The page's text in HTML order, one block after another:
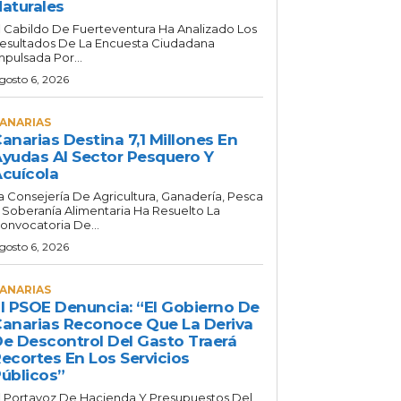
Cabildo De Fuerteventura Ha Analizado Los
De La Encuesta Ciudadana
Por...
6, 2026
Destina 7,1 Millones En
Al Sector Pesquero Y
Consejería De Agricultura, Ganadería, Pesca
Soberanía Alimentaria Ha Resuelto La
De...
6, 2026
PSOE Denuncia: “El Gobierno De
Reconoce Que La Deriva
Descontrol Del Gasto Traerá
En Los Servicios
Portavoz De Hacienda Y Presupuestos Del